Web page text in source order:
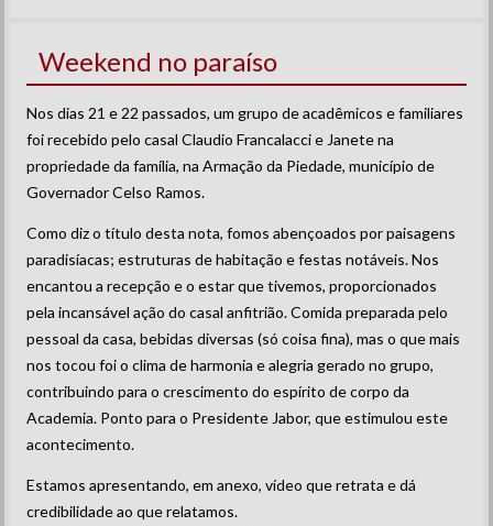
Weekend no paraíso
Nos dias 21 e 22 passados, um grupo de acadêmicos e familiares
foi recebido pelo casal Claudio Francalacci e Janete na
propriedade da família, na Armação da Piedade, município de
Governador Celso Ramos.
Como diz o título desta nota, fomos abençoados por paisagens
paradisíacas; estruturas de habitação e festas notáveis. Nos
encantou a recepção e o estar que tivemos, proporcionados
pela incansável ação do casal anfitrião. Comida preparada pelo
pessoal da casa, bebidas diversas (só coisa fina), mas o que mais
nos tocou foi o clima de harmonia e alegria gerado no grupo,
contribuindo para o crescimento do espírito de corpo da
Academia. Ponto para o Presidente Jabor, que estimulou este
acontecimento.
Estamos apresentando, em anexo, vídeo que retrata e dá
credibilidade ao que relatamos.